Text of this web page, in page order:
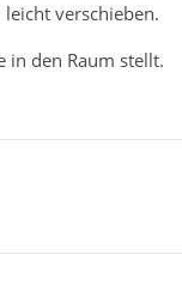
verschieben.
in den Raum stellt.